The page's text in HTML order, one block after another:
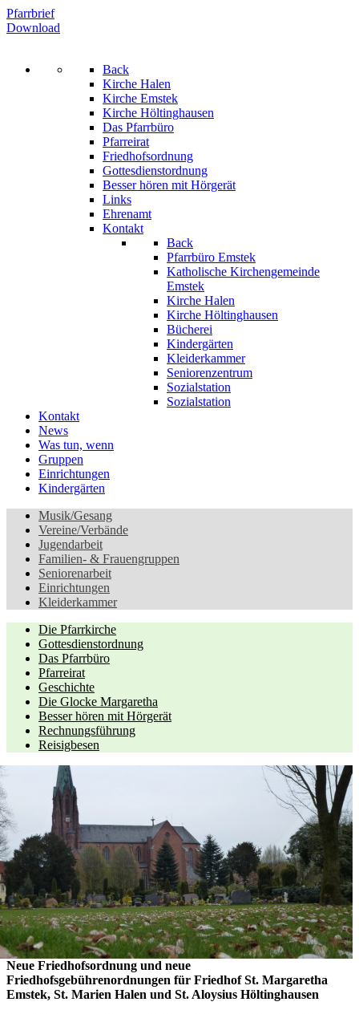
Pfarrbrief
Download
Back
Kirche Halen
Kirche Emstek
Kirche Höltinghausen
Das Pfarrbüro
Pfarreirat
Friedhofsordnung
Gottesdienstordnung
Besser hören mit Hörgerät
Links
Ehrenamt
Kontakt
Back
Pfarrbüro Emstek
Katholische Kirchengemeinde
Emstek
Kirche Halen
Kirche Höltinghausen
Bücherei
Kindergärten
Kleiderkammer
Seniorenzentrum
Sozialstation
Sozialstation
Kontakt
News
Was tun, wenn
Gruppen
Einrichtungen
Kindergärten
Musik/Gesang
Vereine/Verbände
Jugendarbeit
Familien- & Frauengruppen
Seniorenarbeit
Einrichtungen
Kleiderkammer
Die Pfarrkirche
Gottesdienstordnung
Das Pfarrbüro
Pfarreirat
Geschichte
Die Glocke Margaretha
Besser hören mit Hörgerät
Rechnungsführung
Reisigbesen
Neue Friedhofsordnung und neue
Friedhofsgebührenordnungen für Friedhof St. Margaretha
Emstek, St. Marien Halen und St. Aloysius Höltinghausen